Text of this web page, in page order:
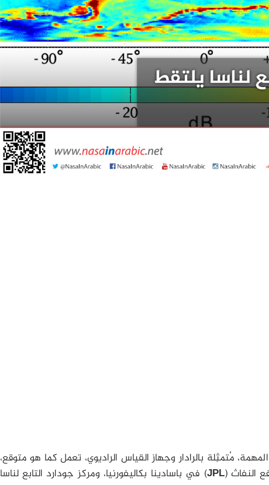
مُتمثِلة بالرادار وجهاز القياس الراديوي، تعمل كما هو متوقع،
النفاث (JPL) في باسادينا بكاليفورنيا، ومركز جودارد التابع لناسا